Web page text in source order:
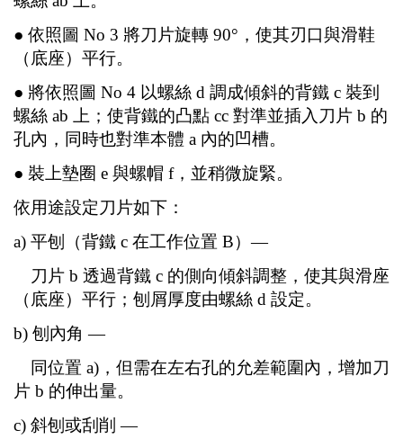
● 依照圖 No 3 將刀片旋轉 90°，使其刃口與滑鞋
（底座）平行。
● 將依照圖 No 4 以螺絲 d 調成傾斜的背鐵 c 裝到
螺絲 ab 上；使背鐵的凸點 cc 對準並插入刀片 b 的
孔內，同時也對準本體 a 內的凹槽。
● 裝上墊圈 e 與螺帽 f，並稍微旋緊。
依用途設定刀片如下：
a) 平刨（背鐵 c 在工作位置 B）—
刀片 b 透過背鐵 c 的側向傾斜調整，使其與滑座
（底座）平行；刨屑厚度由螺絲 d 設定。
b) 刨內角 —
同位置 a)，但需在左右孔的允差範圍內，增加刀
片 b 的伸出量。
c) 斜刨或刮削 —